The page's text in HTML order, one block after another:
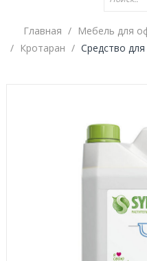
Главная Мебель для
Кротаран
Средство